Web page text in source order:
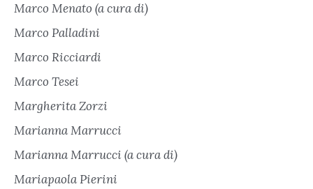
Marco Menato (a cura di)
Marco Palladini
Marco Ricciardi
Marco Tesei
Margherita Zorzi
Marianna Marrucci
Marianna Marrucci (a cura di)
Mariapaola Pierini